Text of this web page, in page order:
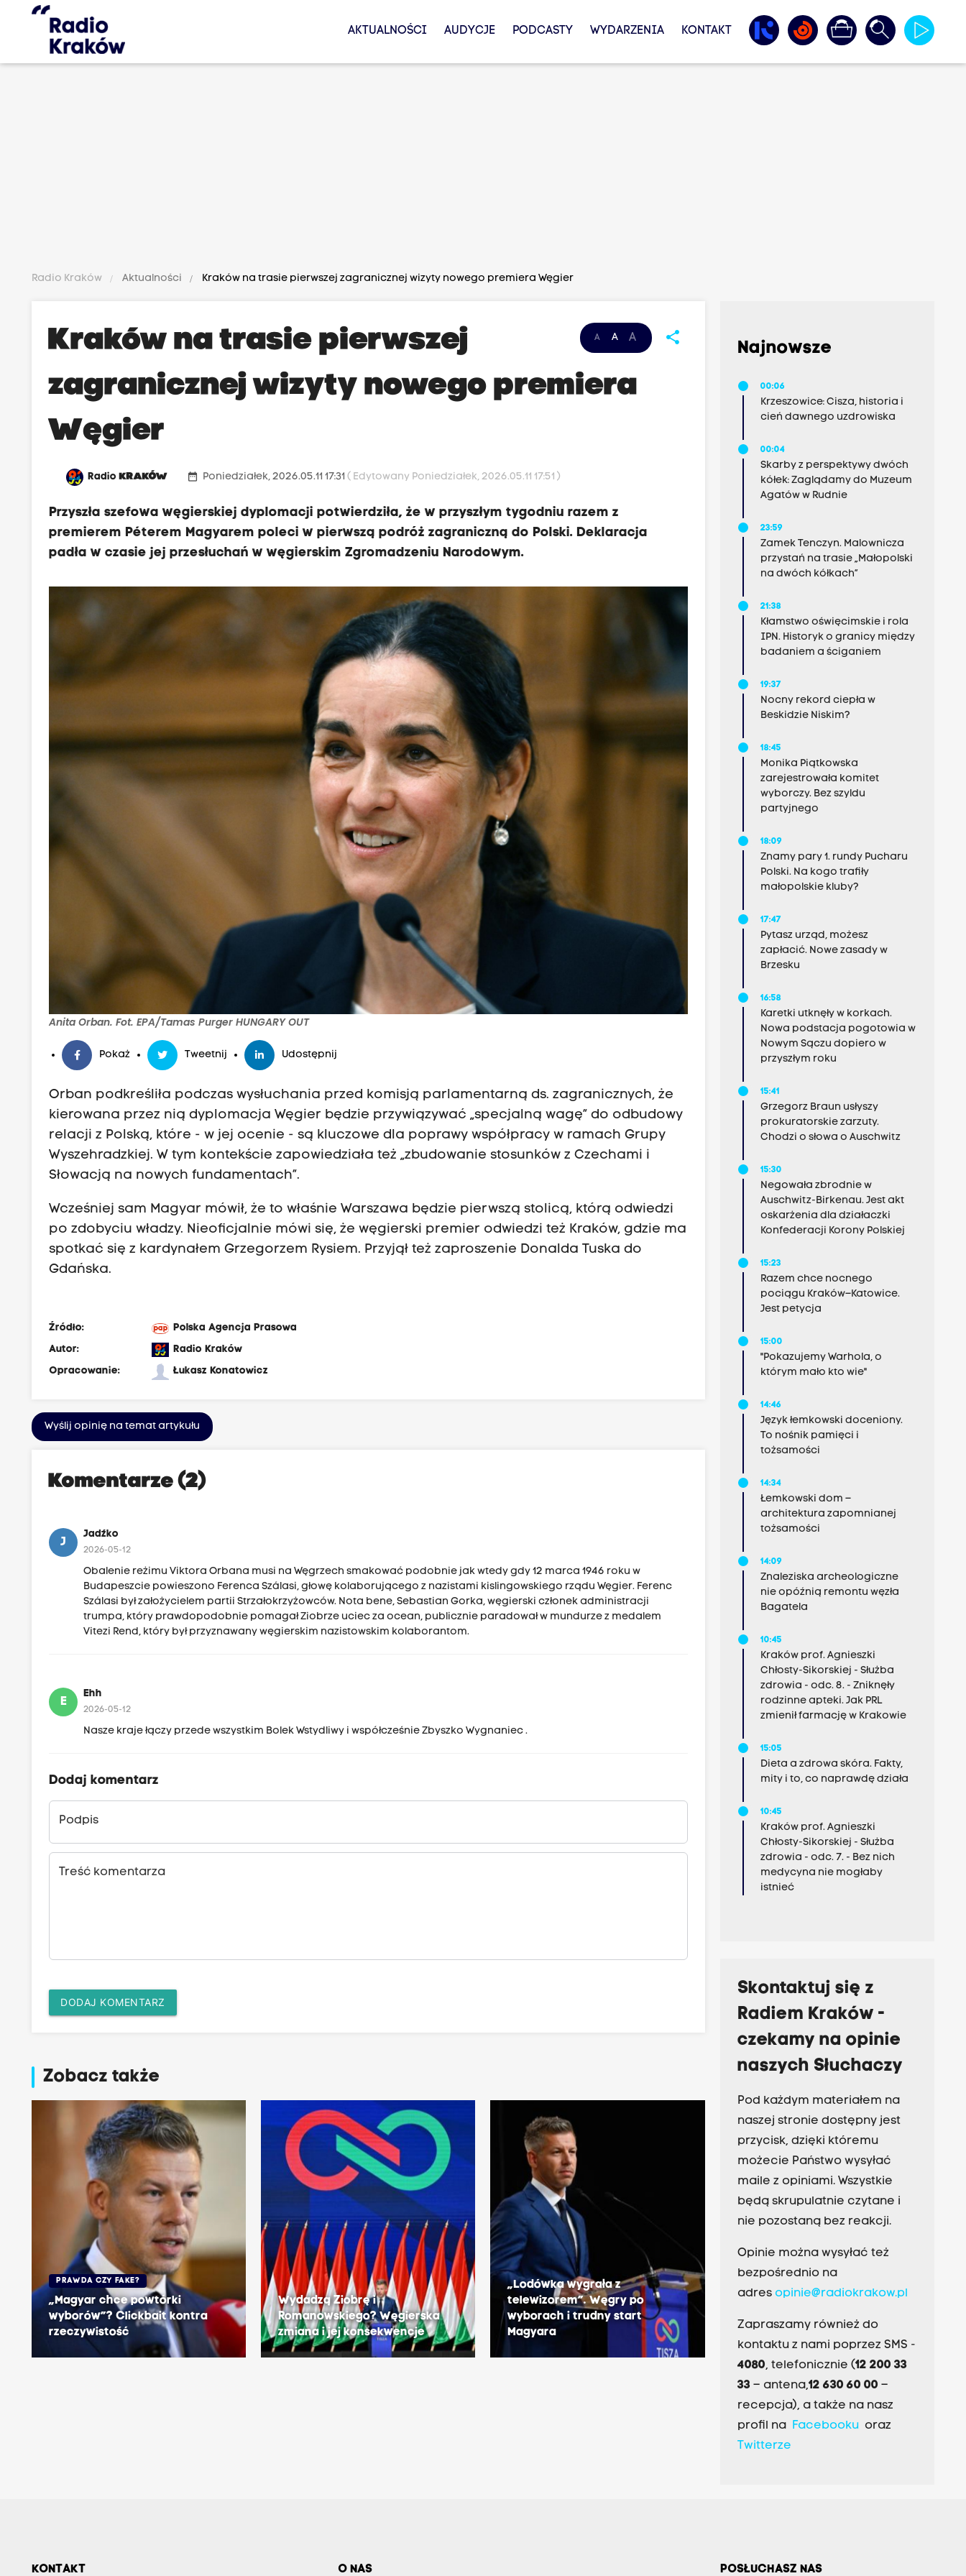
AKTUALNOŚCI AUDYCJE PODCASTY WYDARZENIA KONTAKT
Radio Kraków Aktualności Kraków na trasie pierwszej zagranicznej wizyty nowego premiera Węgier
A A A share
Kraków na trasie pierwszej
zagranicznej wizyty nowego premiera
Węgier
RadioKRAKÓW date_range Poniedziałek, 2026.05.11 17:31( Edytowany Poniedziałek, 2026.05.11 17:51 )
Przyszła szefowa węgierskiej dyplomacji potwierdziła, że w przyszłym tygodniu razem z
premierem Péterem Magyarem poleci w pierwszą podróż zagraniczną do Polski. Deklaracja
padła w czasie jej przesłuchań w węgierskim Zgromadzeniu Narodowym.
Anita Orban. Fot. EPA/Tamas Purger HUNGARY OUT
Pokaż Tweetnij Udostępnij
Orban podkreśliła podczas wysłuchania przed komisją parlamentarną ds. zagranicznych, że
kierowana przez nią dyplomacja Węgier będzie przywiązywać „specjalną wagę” do odbudowy
relacji z Polską, które - w jej ocenie - są kluczowe dla poprawy współpracy w ramach Grupy
Wyszehradzkiej. W tym kontekście zapowiedziała też „zbudowanie stosunków z Czechami i
Słowacją na nowych fundamentach”.
Wcześniej sam Magyar mówił, że to właśnie Warszawa będzie pierwszą stolicą, którą odwiedzi
po zdobyciu władzy. Nieoficjalnie mówi się, że węgierski premier odwiedzi też Kraków, gdzie ma
spotkać się z kardynałem Grzegorzem Rysiem. Przyjął też zaproszenie Donalda Tuska do
Gdańska.
Źródło:
Polska Agencja Prasowa
Autor:
Radio Kraków
Opracowanie:
Łukasz Konatowicz
Wyślij opinię na temat artykułu
Komentarze (2)
J
Jadźko
2026-05-12
Obalenie reżimu Viktora Orbana musi na Węgrzech smakować podobnie jak wtedy gdy 12 marca 1946 roku w
Budapeszcie powieszono Ferenca Szálasi, głowę kolaborującego z nazistami kislingowskiego rządu Węgier. Ferenc
Szálasi był założycielem partii Strzałokrzyżowców. Nota bene, Sebastian Gorka, węgierski członek administracji
trumpa, który prawdopodobnie pomagał Ziobrze uciec za ocean, publicznie paradował w mundurze z medalem
Vitezi Rend, który był przyznawany węgierskim nazistowskim kolaborantom.
E
Ehh
2026-05-12
Nasze kraje łączy przede wszystkim Bolek Wstydliwy i współcześnie Zbyszko Wygnaniec .
Dodaj komentarz
Podpis
Treść komentarza
DODAJ KOMENTARZ
Zobacz także
PRAWDA CZY FAKE?
„Magyar chce powtórki
wyborów”? Clickbait kontra
rzeczywistość
Wydadzą Ziobrę i
Romanowskiego? Węgierska
zmiana i jej konsekwencje
„Lodówka wygrała z
telewizorem”. Węgry po
wyborach i trudny start
Magyara
Najnowsze
00:06
Krzeszowice: Cisza, historia i
cień dawnego uzdrowiska
00:04
Skarby z perspektywy dwóch
kółek: Zaglądamy do Muzeum
Agatów w Rudnie
23:59
Zamek Tenczyn. Malownicza
przystań na trasie „Małopolski
na dwóch kółkach”
21:38
Kłamstwo oświęcimskie i rola
IPN. Historyk o granicy między
badaniem a ściganiem
19:37
Nocny rekord ciepła w
Beskidzie Niskim?
18:45
Monika Piątkowska
zarejestrowała komitet
wyborczy. Bez szyldu
partyjnego
18:09
Znamy pary 1. rundy Pucharu
Polski. Na kogo trafiły
małopolskie kluby?
17:47
Pytasz urząd, możesz
zapłacić. Nowe zasady w
Brzesku
16:58
Karetki utknęły w korkach.
Nowa podstacja pogotowia w
Nowym Sączu dopiero w
przyszłym roku
15:41
Grzegorz Braun usłyszy
prokuratorskie zarzuty.
Chodzi o słowa o Auschwitz
15:30
Negowała zbrodnie w
Auschwitz-Birkenau. Jest akt
oskarżenia dla działaczki
Konfederacji Korony Polskiej
15:23
Razem chce nocnego
pociągu Kraków–Katowice.
Jest petycja
15:00
"Pokazujemy Warhola, o
którym mało kto wie"
14:46
Język łemkowski doceniony.
To nośnik pamięci i
tożsamości
14:34
Łemkowski dom –
architektura zapomnianej
tożsamości
14:09
Znaleziska archeologiczne
nie opóźnią remontu węzła
Bagatela
10:45
Kraków prof. Agnieszki
Chłosty-Sikorskiej - Służba
zdrowia - odc. 8. - Zniknęły
rodzinne apteki. Jak PRL
zmienił farmację w Krakowie
15:05
Dieta a zdrowa skóra. Fakty,
mity i to, co naprawdę działa
10:45
Kraków prof. Agnieszki
Chłosty-Sikorskiej - Służba
zdrowia - odc. 7. - Bez nich
medycyna nie mogłaby
istnieć
Skontaktuj się z
Radiem Kraków -
czekamy na opinie
naszych Słuchaczy
Pod każdym materiałem na
naszej stronie dostępny jest
przycisk, dzięki któremu
możecie Państwo wysyłać
maile z opiniami. Wszystkie
będą skrupulatnie czytane i
nie pozostaną bez reakcji.
Opinie można wysyłać też
bezpośrednio na
adres opinie@radiokrakow.pl
Zapraszamy również do
kontaktu z nami poprzez SMS -
4080, telefonicznie (12 200 33
33– antena,12 630 60 00 –
recepcja), a także na nasz
profil na Facebookuoraz
Twitterze
KONTAKT O NAS POSŁUCHASZ NAS